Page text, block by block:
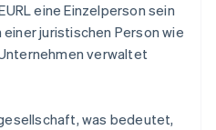
eine Einzelperson sein
einer juristischen Person wie
verwaltet
was bedeutet,